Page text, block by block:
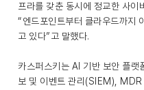
프라를 갖춘 동시에 정교한 사이
“엔드포인트부터 클라우드까지
고 있다”고 말했다.
카스퍼스키는 AI 기반 보안 플
보 및 이벤트 관리(SIEM), MDR